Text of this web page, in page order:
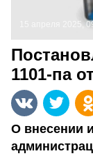
15 апреля 2025,
1101-па
О внесении